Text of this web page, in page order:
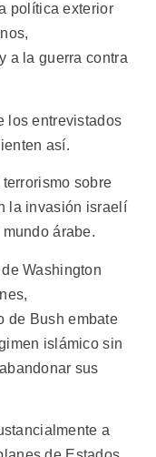
política exterior
a la guerra contra
los entrevistados
así.
sobre
la invasión israelí
árabe.
Washington
de Bush embate
islámico sin
sus
a